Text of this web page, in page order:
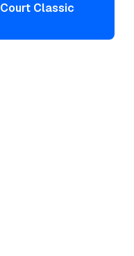
Court Classic